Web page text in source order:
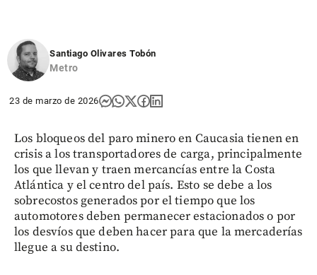
Santiago Olivares Tobón
Metro
23 de marzo de 2026
Los bloqueos del paro minero en Caucasia tienen en
crisis a los transportadores de carga, principalmente
los que llevan y traen mercancías entre la Costa
Atlántica y el centro del país. Esto se debe a los
sobrecostos generados por el tiempo que los
automotores deben permanecer estacionados o por
los desvíos que deben hacer para que la mercaderías
llegue a su destino.